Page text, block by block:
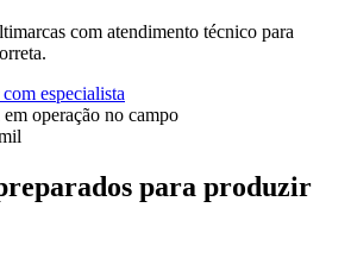
com atendimento técnico para
especialista
para produzir